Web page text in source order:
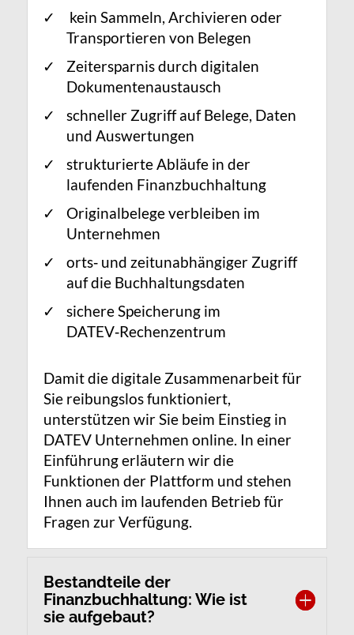
kein Sammeln, Archivieren oder
Transportieren von Belegen
Zeitersparnis durch digitalen
Dokumentenaustausch
schneller Zugriff auf Belege, Daten
und Auswertungen
strukturierte Abläufe in der
laufenden Finanzbuchhaltung
Originalbelege verbleiben im
Unternehmen
orts‑ und zeitunabhängiger Zugriff
auf die Buchhaltungsdaten
sichere Speicherung im
DATEV‑Rechenzentrum
Damit die digitale Zusammenarbeit für
Sie reibungslos funktioniert,
unterstützen wir Sie beim Einstieg in
DATEV Unternehmen online. In einer
Einführung erläutern wir die
Funktionen der Plattform und stehen
Ihnen auch im laufenden Betrieb für
Fragen zur Verfügung.
Bestandteile der
Finanzbuchhaltung: Wie ist
sie aufgebaut?